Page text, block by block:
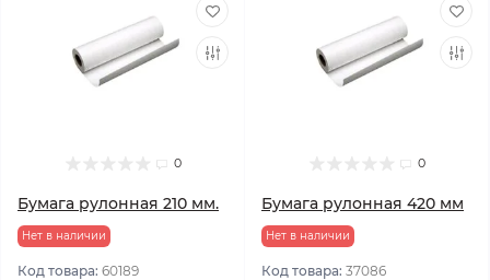
0
Бумага рулонная 210 мм.
Нет в наличии
Код товара: 60189
0
Бумага рулонная 420 мм
Нет в наличии
Код товара: 37086